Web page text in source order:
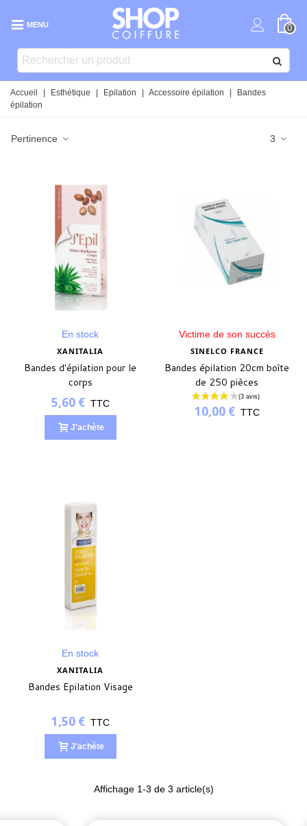
MENU 0
Accueil Esthétique Epilation Accessoire épilation
Bandes
épilation
Pertinence 3
En stock
XANITALIA
Bandes d'épilation pour le
corps
5,60 € TTC
J'achète
Victime de son succès
SINELCO FRANCE
Bandes épilation 20cm boîte
de 250 pièces
10,00 € TTC
En stock
XANITALIA
Bandes Epilation Visage
1,50 € TTC
J'achète
Affichage 1-3 de 3 article(s)